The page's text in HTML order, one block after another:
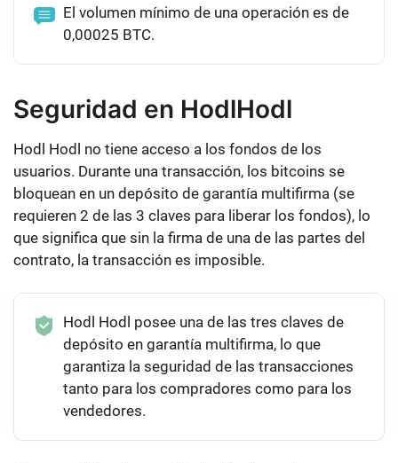
El volumen mínimo de una operación es de
0,00025 BTC.
Seguridad en HodlHodl
Hodl Hodl no tiene acceso a los fondos de los
usuarios. Durante una transacción, los bitcoins se
bloquean en un depósito de garantía multifirma (se
requieren 2 de las 3 claves para liberar los fondos), lo
que significa que sin la firma de una de las partes del
contrato, la transacción es imposible.
Hodl Hodl posee una de las tres claves de
depósito en garantía multifirma, lo que
garantiza la seguridad de las transacciones
tanto para los compradores como para los
vendedores.